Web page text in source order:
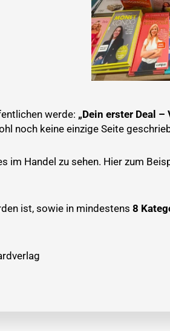
werde: „Dein erster Deal
noch keine einzige Seite
im Handel zu sehen. Hier zum
ist, sowie in mindestens 8